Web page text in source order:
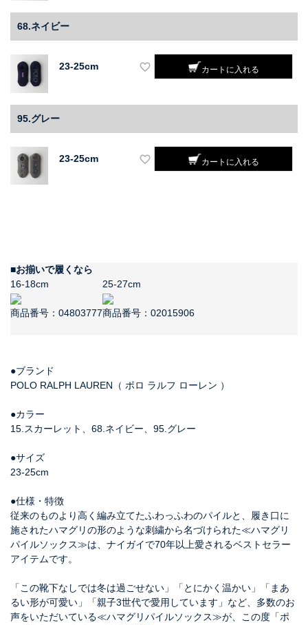
68.ネイビー
23-25cm カートに入れる
95.グレー
23-25cm カートに入れる
■お揃いで履くなら
16-18cm
商品番号：04803777
25-27cm
商品番号：02015906
●ブランド
POLO RALPH LAUREN（ ポロ ラルフ ローレン ）
●カラー
15.スカーレット、68.ネイビー、95.グレー
●サイズ
23-25cm
●仕様・特徴
従来のものより高く編み立てたふわっふわのパイルと、履き口に
施されたハマグリの形のような刺繍から名づけられた≪ハマグリ
パイルソックス≫は、ナイガイで70年以上愛されるベストセラー
アイテムです。
「この靴下なしでは冬は過ごせない」「とにかく温かい」「まあ
るい形が可愛い」「親子3世代で愛用しています」など、多数のお
声をいただいている≪ハマグリパイルソックス≫が、この度「ポ